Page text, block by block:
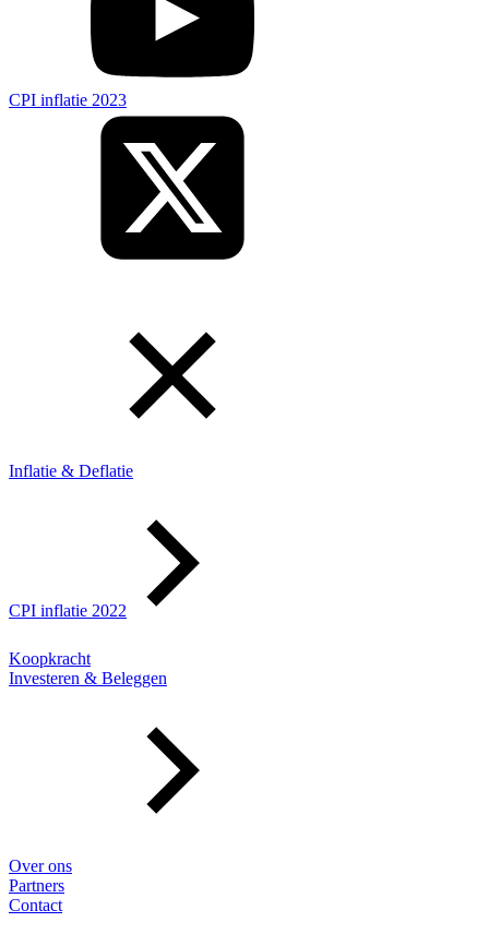
CPI inflatie 2023
CPI inflatie 2022
Inflatie & Deflatie
Koopkracht
Investeren & Beleggen
Over ons
Partners
Contact